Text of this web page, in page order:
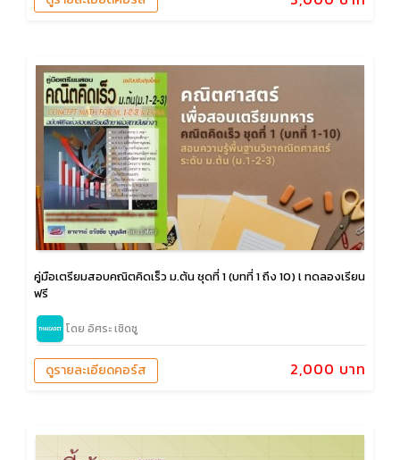
คู่มือเตรียมสอบคณิตคิดเร็ว ม.ต้น ชุดที่ 1 (บทที่ 1 ถึง 10) l ทดลองเรียน
ฟรี
โดย อิศระ เชิดชู
2,000 บาท
ดูรายละเอียดคอร์ส